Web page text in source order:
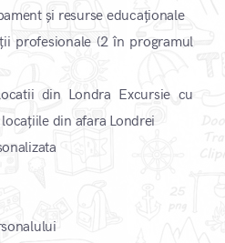
și resurse educaționale
profesionale (2 în programul
din Londra Excursie cu
din afara Londrei